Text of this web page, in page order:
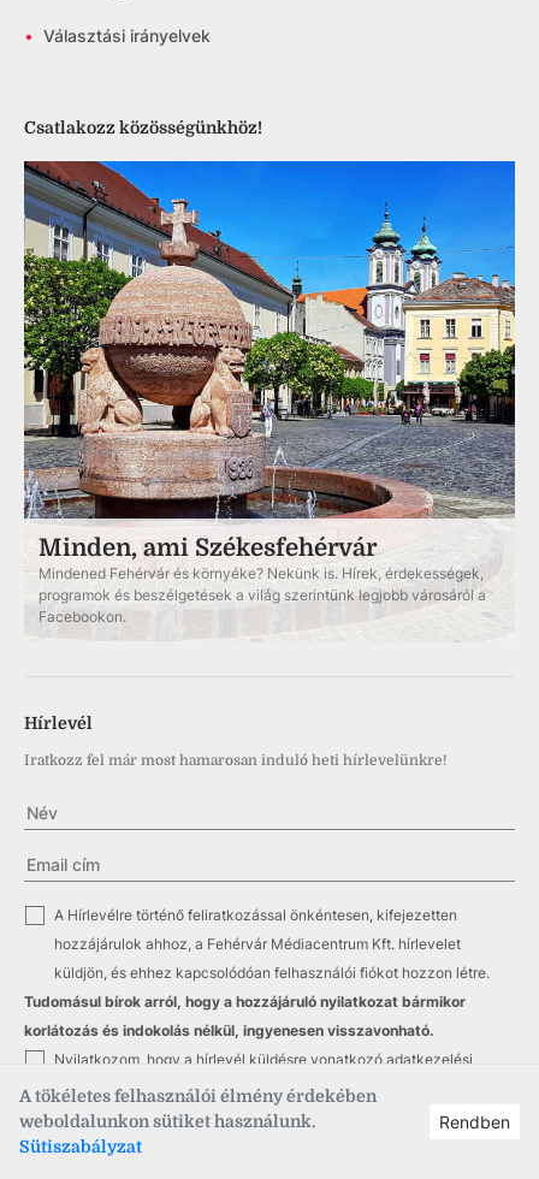
A tökéletes felhasználói élmény érdekében
weboldalunkon sütiket használunk.
Sütiszabályzat
Rendben
• Választási irányelvek
Csatlakozz közösségünkhöz!
Minden, ami Székesfehérvár
Mindened Fehérvár és környéke? Nekünk is. Hírek, érdekességek,
programok és beszélgetések a világ szerintünk legjobb városáról a
Facebookon.
Hírlevél
Iratkozz fel már most hamarosan induló heti hírlevelünkre!
A Hírlevélre történő feliratkozással önkéntesen, kifejezetten
hozzájárulok ahhoz, a Fehérvár Médiacentrum Kft. hírlevelet
küldjön, és ehhez kapcsolódóan felhasználói fiókot hozzon létre.
Tudomásul bírok arról, hogy a hozzájáruló nyilatkozat bármikor
korlátozás és indokolás nélkül, ingyenesen visszavonható.
Nyilatkozom, hogy a hírlevél küldésre vonatkozó adatkezelési
tájékoztatót megismertem.